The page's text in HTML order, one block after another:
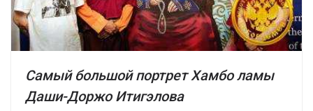
Самый большой портрет Хамбо ламы
Даши-Доржо Итигэлова